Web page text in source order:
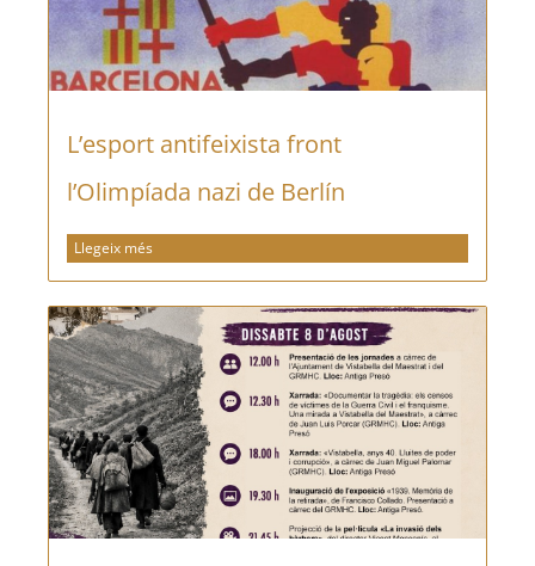
L’esport antifeixista front
l’Olimpíada nazi de Berlín
Llegeix més